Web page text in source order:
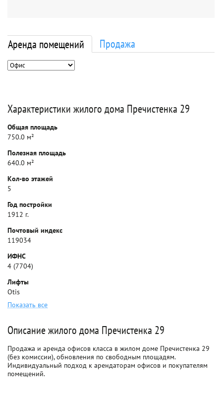
Аренда помещений Продажа
Характеристики жилого дома Пречистенка 29
Общая площадь
750.0 м²
Полезная площадь
640.0 м²
Кол-во этажей
5
Год постройки
1912 г.
Почтовый индекс
119034
ИФНС
4 (7704)
Лифты
Otis
Показать все
Описание жилого дома Пречистенка 29
Продажа и аренда офисов класса в жилом доме Пречистенка 29
(без комиссии), обновления по свободным площадям.
Индивидуальный подход к арендаторам офисов и покупателям
помещений.